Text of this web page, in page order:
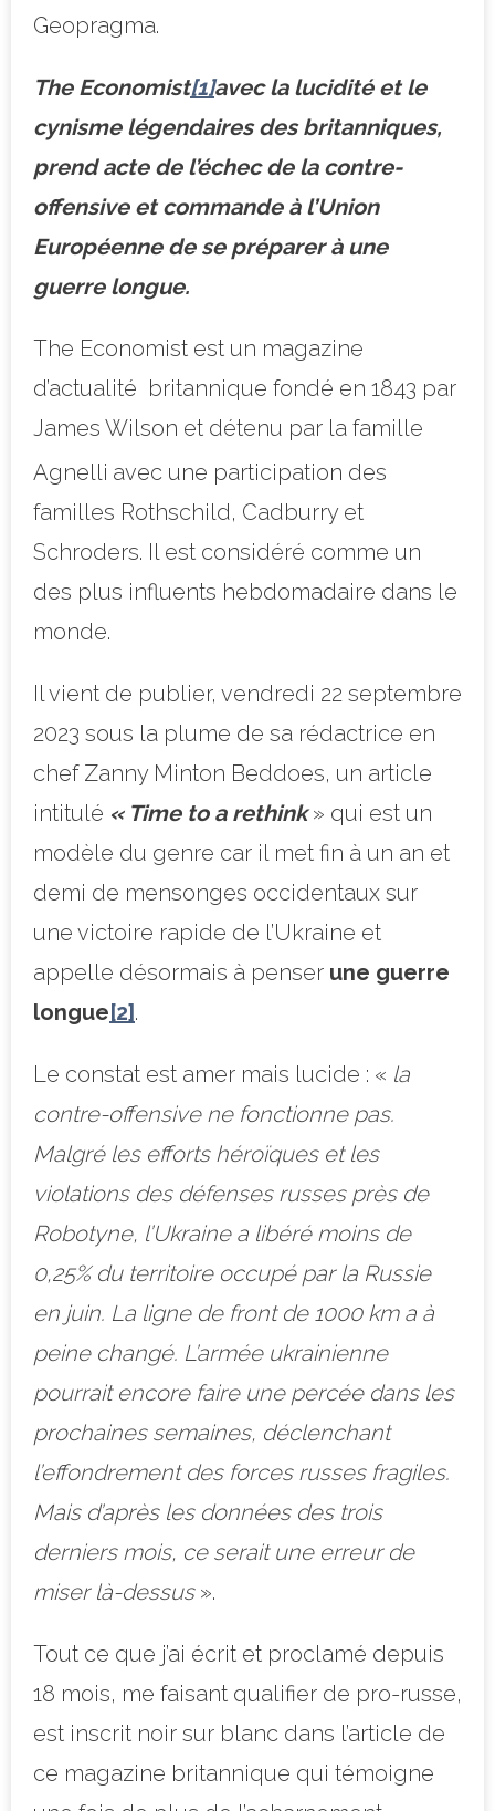
Geopragma.
The Economist[1]avec la lucidité et le
cynisme légendaires des britanniques,
prend acte de l’échec de la contre-
offensive et commande à l’Union
Européenne de se préparer à une
guerre longue.
The Economist est un magazine
d’actualité britannique fondé en 1843 par
James Wilson et détenu par la famille
Agnelli avec une participation des
familles Rothschild, Cadburry et
Schroders. Il est considéré comme un
des plus influents hebdomadaire dans le
monde.
Il vient de publier, vendredi 22 septembre
2023 sous la plume de sa rédactrice en
chef Zanny Minton Beddoes, un article
intitulé « Time to a rethink» qui est un
modèle du genre car il met fin à un an et
demi de mensonges occidentaux sur
une victoire rapide de l’Ukraine et
appelle désormais à penser une guerre
longue[2].
Le constat est amer mais lucide : « la
contre-offensive ne fonctionne pas.
Malgré les efforts héroïques et les
violations des défenses russes près de
Robotyne, l’Ukraine a libéré moins de
0,25% du territoire occupé par la Russie
en juin. La ligne de front de 1000 km a à
peine changé. L’armée ukrainienne
pourrait encore faire une percée dans les
prochaines semaines, déclenchant
l’effondrement des forces russes fragiles.
Mais d’après les données des trois
derniers mois, ce serait une erreur de
miser là-dessus».
Tout ce que j’ai écrit et proclamé depuis
18 mois, me faisant qualifier de pro-russe,
est inscrit noir sur blanc dans l’article de
ce magazine britannique qui témoigne